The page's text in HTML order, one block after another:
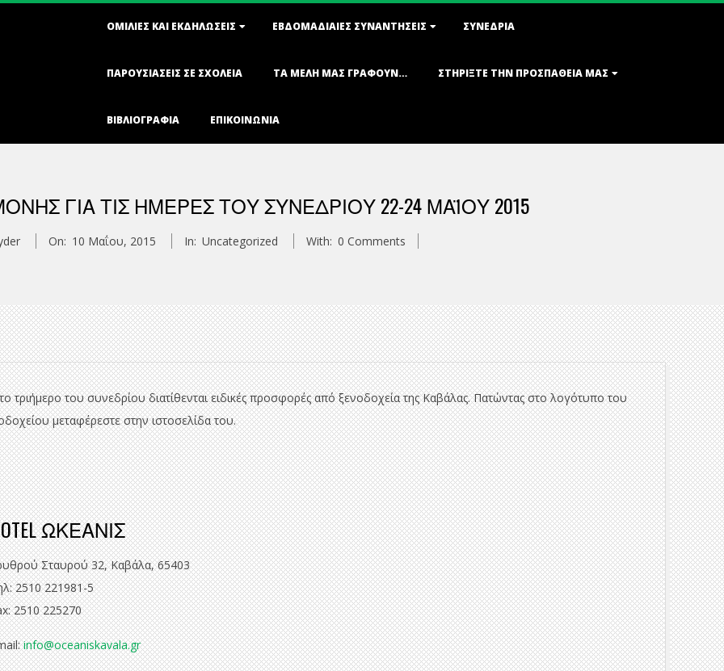
ΟΜΙΛΊΕΣ ΚΑΙ ΕΚΔΗΛΏΣΕΙΣ ΕΒΔΟΜΑΔΙΑΊΕΣ ΣΥΝΑΝΤΉΣΕΙΣ ΣΥΝΈΔΡΙΑ
ΠΑΡΟΥΣΙΆΣΕΙΣ ΣΕ ΣΧΟΛΕΊΑ ΤΑ ΜΈΛΗ ΜΑΣ ΓΡΆΦΟΥΝ… ΣΤΗΡΊΞΤΕ ΤΗΝ ΠΡΟΣΠΆΘΕΙΆ ΜΑΣ
ΒΙΒΛΙΟΓΡΑΦΊΑ ΕΠΙΚΟΙΝΩΝΊΑ
ΓΙΑ ΤΙΣ ΗΜΈΡΕΣ ΤΟΥ ΣΥΝΕΔΡΊΟΥ 22-24 ΜΑΪ́ΟΥ 2015
On: 10 Μαΐου, 2015 In: Uncategorized With: 0 Comments
τριήμερο του συνεδρίου διατίθενται ειδικές προσφορές από ξενοδοχεία της Καβάλας. Πατώντας στο λογότυπο του
μεταφέρεστε στην ιστοσελίδα του.
ΩΚΕΑΝΙΣ
Σταυρού 32, Καβάλα, 65403
2510 221981-5
2510 225270
info@oceaniskavala.gr